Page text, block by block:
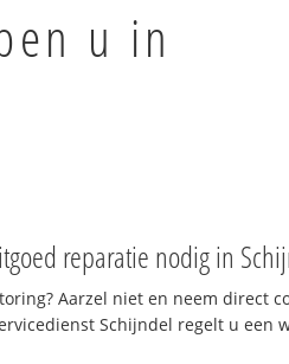
u in
reparatie nodig in
Aarzel niet en neem direct
Schijndel regelt u een